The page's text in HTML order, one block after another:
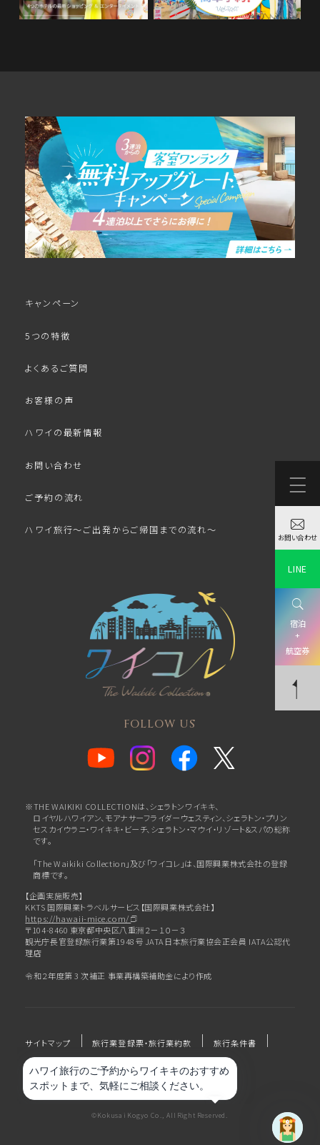
キャンペーン
5つの特徴
よくあるご質問
お客様の声
ハワイの最新情報
お問い合わせ
ご予約の流れ
ハワイ旅行～ご出発からご帰国までの流れ～
FOLLOW US
※THE WAIKIKI COLLECTIONは、シェラトンワイキキ、
ロイヤルハワイアン、 モアナサーフライダーウェスティン、シェラトン・プリン
セスカイウラニ・ワイキキ・ビーチ、 シェラトン・マウイ・リゾート&スパの総称
です。
「The Waikiki Collection」及び「ワイコレ」は、国際興業株式会社の登録
商標です。
【企画実施販売】
KKTS 国際興業トラベルサービス【国際興業株式会社】
https://hawaii-mice.com/
〒104-8460 東京都中央区八重洲２－１０－３
観光庁長官登録旅行業第1948号 JATA日本旅行業協会正会員 IATA公認代
理店
令和２年度第 3 次補正 事業再構築補助金により作成
サイトマップ 旅行業登録票・旅行業約款 旅行条件書
プライバシーポリシー 会社概要
©Kokusai Kogyo Co., All Right Reserved.
お問い合わせ
LINE
宿泊
+
航空券